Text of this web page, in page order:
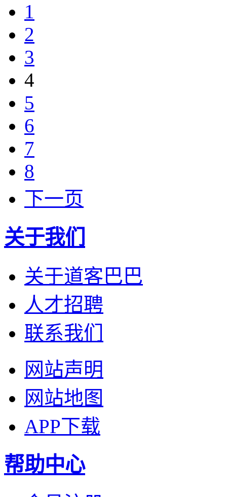
1
2
3
4
5
6
7
8
下一页
关于我们
关于道客巴巴
人才招聘
联系我们
网站声明
网站地图
APP下载
帮助中心